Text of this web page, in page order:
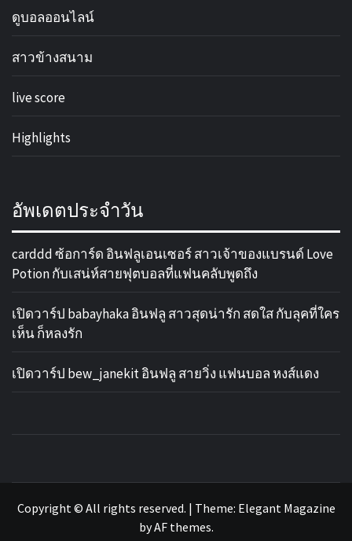
ดูบอลออนไลน์
สาวข้างสนาม
live score
Highlights
อัพเดตประจำวัน
carddd ซ้อการ์ด อินฟลูเอนเซอร์ สาวเจ้าของแบรนด์ Love
Potion กับเสน่ห์สายฟุตบอลที่แฟนคลับพูดถึง
เปิดวาร์ป babayhaka อินฟลู สาวสุดน่ารัก สดใส กับลุคที่ใคร
เห็น ก็หลงรัก
เปิดวาร์ป bew_janekit อินฟลู สายวิ่ง แฟนบอล หงส์แดง
รวม ข่าว
ฟุตบอล
ซื้อขายนักเตะ คอบอลอย่างคุณไม่ควรพลาด
Copyright © All rights reserved. | Theme: Elegant Magazine
byAF themes.